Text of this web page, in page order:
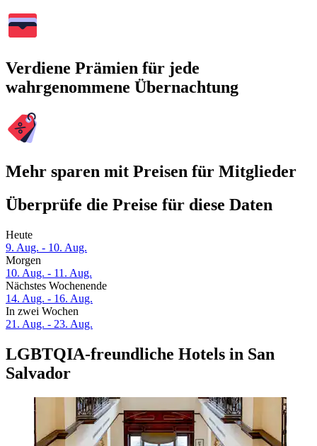
Verdiene Prämien für jede
wahrgenommene Übernachtung
Mehr sparen mit Preisen für Mitglieder
Überprüfe die Preise für diese Daten
Heute
9. Aug. - 10. Aug.
Morgen
10. Aug. - 11. Aug.
Nächstes Wochenende
14. Aug. - 16. Aug.
In zwei Wochen
21. Aug. - 23. Aug.
LGBTQIA-freundliche Hotels in San
Salvador